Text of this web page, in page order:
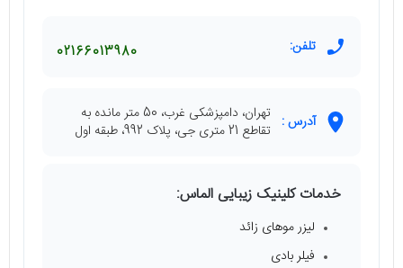
تلفن: 02166013980
آدرس :
تهران، دامپزشکی غرب، 50 متر مانده به
تقاطع 21 متری جی، پلاک 992، طبقه اول
خدمات کلینیک زیبایی الماس:
لیزر موهای زائد
فیلر بادی